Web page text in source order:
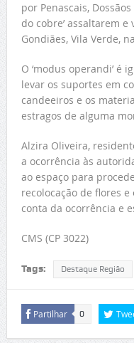
por Penascais,
do cobre’ assaltarem
Gondiães, Vila Verde,
O ‘modus operandi’ é
levar os suportes em
candeeiros e os
estragos de alguma
Alzira Oliveira,
a ocorrência às
ao espaço para
recolocação de flores
conta da ocorrência e
CMS (CP 3022)
Tags: Destaque Região
Partilhar 0